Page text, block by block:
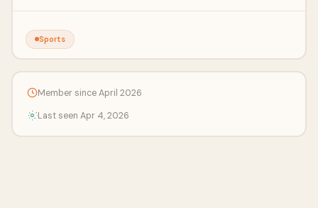
Sports
Member since April 2026
Last seen Apr 4, 2026